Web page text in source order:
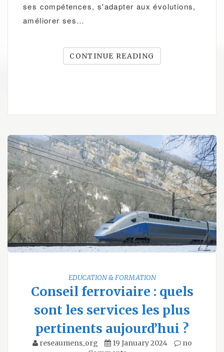
ses compétences, s'adapter aux évolutions,
améliorer ses…
CONTINUE READING
EDUCATION & FORMATION
Conseil ferroviaire : quels
sont les services les plus
pertinents aujourd’hui ?
reseaumens_org 19 January 2024
no